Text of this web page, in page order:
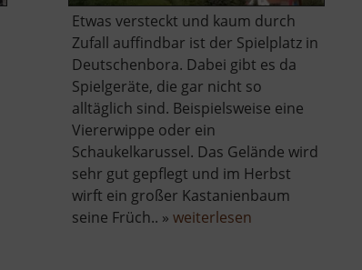
Etwas versteckt und kaum durch
Zufall auffindbar ist der Spielplatz in
Deutschenbora. Dabei gibt es da
Spielgeräte, die gar nicht so
alltäglich sind. Beispielsweise eine
Viererwippe oder ein
Schaukelkarussel. Das Gelände wird
sehr gut gepflegt und im Herbst
wirft ein großer Kastanienbaum
seine Früch.. »weiterlesen